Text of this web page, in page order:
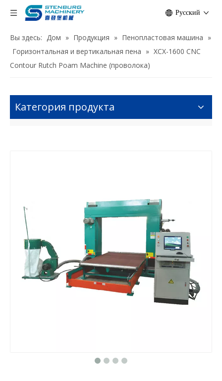
Pусский
Вы здесь: Дом » Продукция » Пенопластовая машина »
Горизонтальная и вертикальная пена » XCX-1600 CNC
Contour Rutch Poam Machine (проволока)
Категория продукта